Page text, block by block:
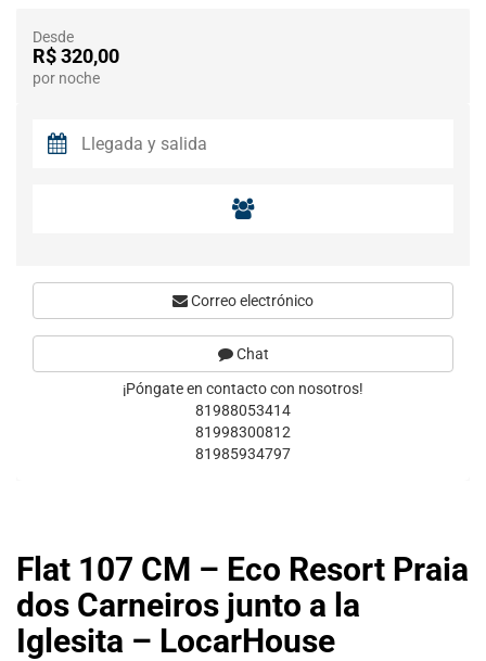
Flat 107 CM – Eco Resort Praia
dos Carneiros junto a la
Iglesita – LocarHouse
Desde
R$ 320,00
por noche
Correo electrónico
Chat
¡Póngate en contacto con nosotros!
81988053414
81998300812
81985934797